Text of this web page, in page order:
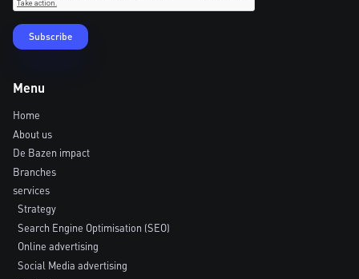
Menu
Home
About us
De Bazen impact
Branches
services
Strategy
Search Engine Optimisation (SEO)
Online advertising
Social Media advertising